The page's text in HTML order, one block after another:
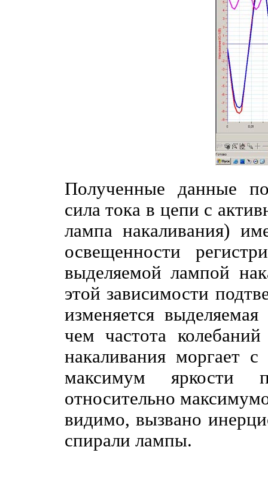
Полученные данные
сила тока в цепи с
лампа накаливания)
освещенности
выделяемой лампой
этой зависимости
изменяется
чем частота
накаливания моргает
максимум яркости
относительно
видимо, вызвано
спирали лампы.